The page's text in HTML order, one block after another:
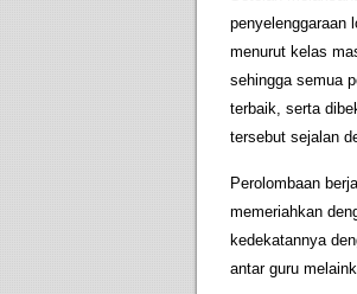
penyelenggaraan
menurut kelas
sehingga semua
terbaik, serta
tersebut sejalan
Perolombaan
memeriahkan
kedekatannya
antar guru